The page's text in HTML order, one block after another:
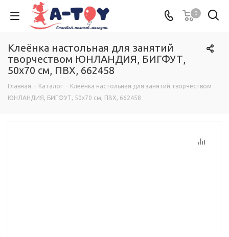
0
Клеёнка настольная для занятий
творчеством ЮНЛАНДИЯ, БИГФУТ,
50х70 см, ПВХ, 662458
Главная - Каталог - Клеёнка настольная для занятий творчеством
ЮНЛАНДИЯ, БИГФУТ, 50х70 см, ПВХ, 662458